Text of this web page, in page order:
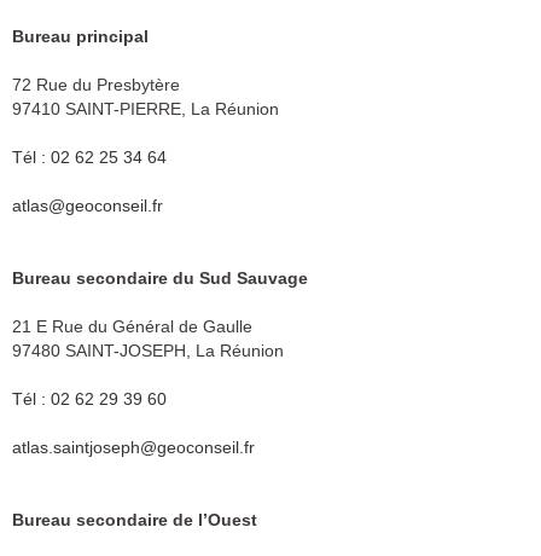
Bureau principal
72 Rue du Presbytère
97410 SAINT-PIERRE, La Réunion
Tél : 02 62 25 34 64
atlas@geoconseil.fr
Bureau secondaire du Sud Sauvage
21 E Rue du Général de Gaulle
97480 SAINT-JOSEPH, La Réunion
Tél : 02 62 29 39 60
atlas.saintjoseph@geoconseil.fr
Bureau secondaire de l’Ouest